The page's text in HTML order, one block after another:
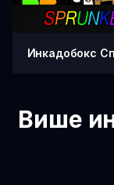
Инкадобокс
Више